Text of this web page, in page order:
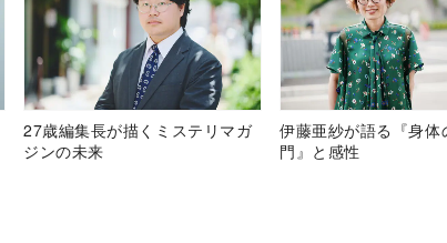
27歳編集長が描くミステリマガ
ジンの未来
伊藤亜紗が語る『身体
門』と感性